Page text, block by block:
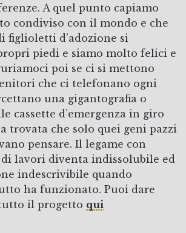
A quel punto capiamo
condiviso con il mondo e che
figlioletti d’adozione si
piedi e siamo molto felici e
poi se ci si mettono
che ci telefonano ogni
una gigantografia o
cassette d’emergenza in giro
trovata che solo quei geni pazzi
pensare. Il legame con
di lavori diventa indissolubile ed
indescrivibile quando
ha funzionato. Puoi dare
il progetto qui